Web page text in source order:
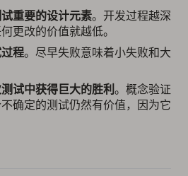
重要的设计元素。开发过程越深
更改的价值就越低。
程。尽早失败意味着小失败和大
试中获得巨大的胜利 。概念验证
确定的测试仍然有价值，因为它